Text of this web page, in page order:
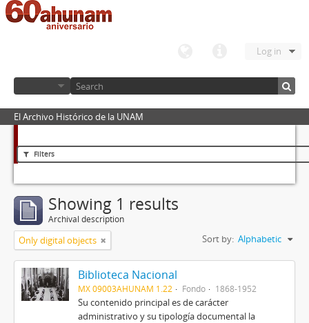
Log in
El Archivo Histórico de la UNAM
Filters
Showing 1 results
Archival description
Only digital objects Sort by: Alphabetic
Biblioteca Nacional
MX 09003AHUNAM 1.22 Fondo 1868-1952
Su contenido principal es de carácter
administrativo y su tipología documental la